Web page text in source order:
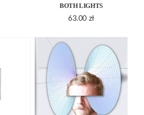
BOTH LIGHTS
63.00 zł